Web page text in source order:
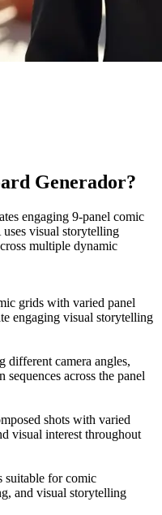
Generador?
engaging 9-panel comic
visual storytelling
multiple dynamic
grids with varied panel
engaging visual storytelling
different camera angles,
across the panel
shots with varied
visual interest throughout
suitable for comic
and visual storytelling